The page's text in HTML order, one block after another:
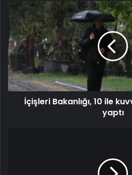
İçişleri Bakanlığı, 10 ile
yaptı